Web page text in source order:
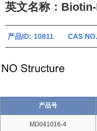
英文名称：
产品ID: 10811 CAS
产品号
MD041016-4